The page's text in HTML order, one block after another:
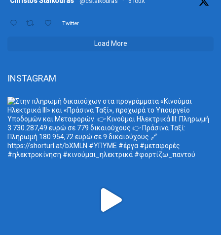
Twitter
Load More
INSTAGRAM